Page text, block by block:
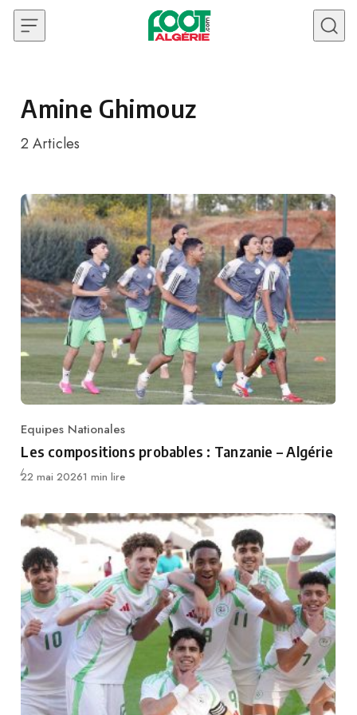
Skip to content
Amine Ghimouz
2 Articles
Category
Equipes Nationales
Les compositions probables : Tanzanie – Algérie
Publié
22 mai 20261 min lire